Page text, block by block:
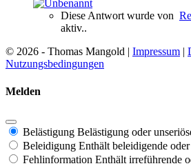
Diese Antwort wurde von
aktiv..
© 2026 - Thomas Mangold | Impressum |
Nutzungsbedingungen
Melden
Belästigung Belästigung oder
Beleidigung Enthält beleidigende
Fehlinformation Enthält irreführende